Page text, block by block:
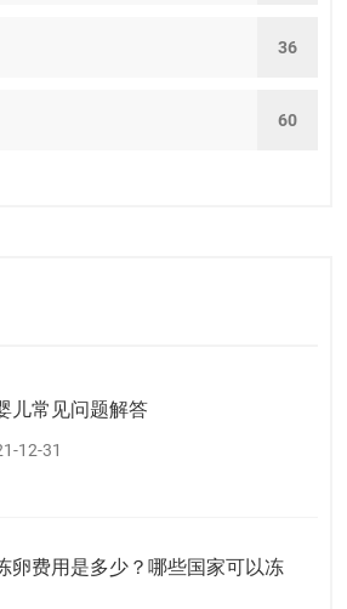
36
60
儿常见问题解答
12-31
卵费用是多少？哪些国家可以冻